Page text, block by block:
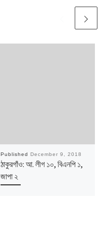
Published December 9, 2018
ঠাকুরগাঁও: আ. লীগ ১০, বিএনপি ১,
জাপা ২